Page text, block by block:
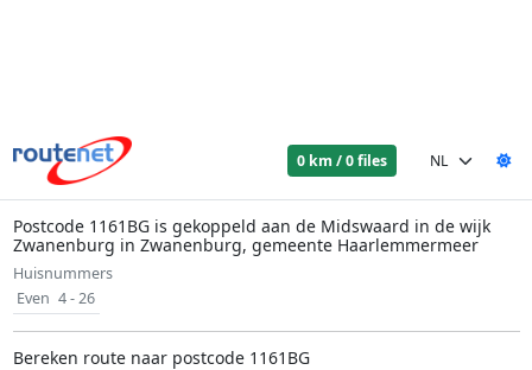
0 km / 0 files
Postcode 1161BG is gekoppeld aan de Midswaard in de wijk
Zwanenburg in Zwanenburg, gemeente Haarlemmermeer
Huisnummers
Even 4 - 26
Bereken route naar postcode 1161BG